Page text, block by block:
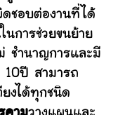
ชอบต่องานที่ได้
การช่วยขนย้าย
ชำนาญการและมี
10ปี สามารถ
งได้ทุกชนิด